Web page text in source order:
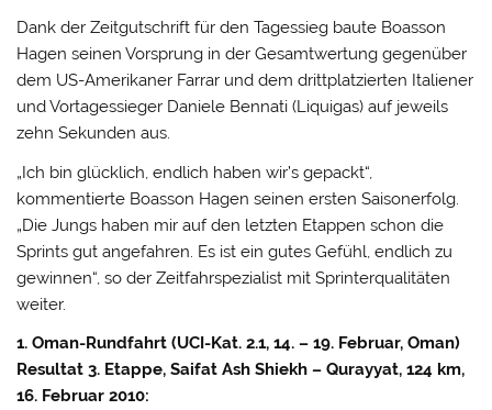
Dank der Zeitgutschrift für den Tagessieg baute Boasson
Hagen seinen Vorsprung in der Gesamtwertung gegenüber
dem US-Amerikaner Farrar und dem drittplatzierten Italiener
und Vortagessieger Daniele Bennati (Liquigas) auf jeweils
zehn Sekunden aus.
„Ich bin glücklich, endlich haben wir’s gepackt“,
kommentierte Boasson Hagen seinen ersten Saisonerfolg.
„Die Jungs haben mir auf den letzten Etappen schon die
Sprints gut angefahren. Es ist ein gutes Gefühl, endlich zu
gewinnen“, so der Zeitfahrspezialist mit Sprinterqualitäten
weiter.
1. Oman-Rundfahrt (UCI-Kat. 2.1, 14. – 19. Februar, Oman)
Resultat 3. Etappe, Saifat Ash Shiekh – Qurayyat, 124 km,
16. Februar 2010: